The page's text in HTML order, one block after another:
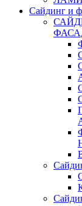
Сайдинг и